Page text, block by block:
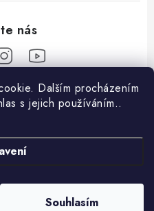
Dalším procházením
s jejich používáním..
Souhlasím
. Všechna práva vyhrazena.